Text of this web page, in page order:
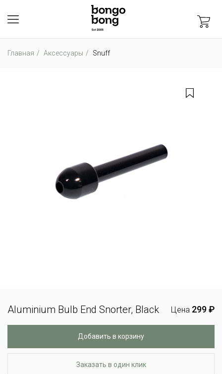
Главная Аксессуары Snuff
Aluminium Bulb End Snorter, Black Цена 299 ₽
Добавить в корзину
Заказать в один клик